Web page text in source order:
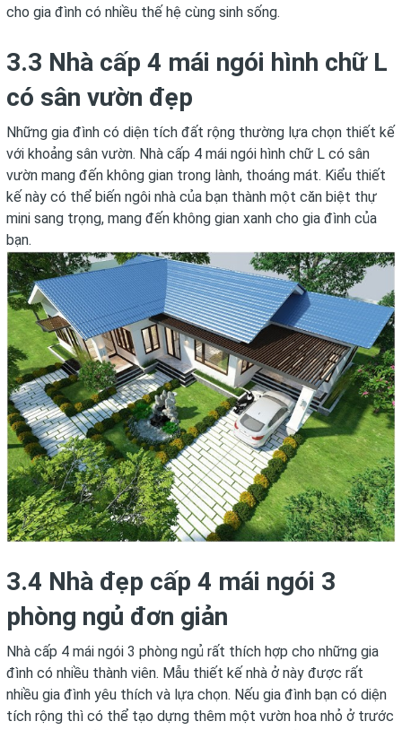
cho gia đình có nhiều thế hệ cùng sinh sống.
3.3 Nhà cấp 4 mái ngói hình chữ L
có sân vườn đẹp
Những gia đình có diện tích đất rộng thường lựa chọn thiết kế
với khoảng sân vườn. Nhà cấp 4 mái ngói hình chữ L có sân
vườn mang đến không gian trong lành, thoáng mát. Kiểu thiết
kế này có thể biến ngôi nhà của bạn thành một căn biệt thự
mini sang trọng, mang đến không gian xanh cho gia đình của
bạn.
3.4 Nhà đẹp cấp 4 mái ngói 3
phòng ngủ đơn giản
Nhà cấp 4 mái ngói 3 phòng ngủ rất thích hợp cho những gia
đình có nhiều thành viên. Mẫu thiết kế nhà ở này được rất
nhiều gia đình yêu thích và lựa chọn. Nếu gia đình bạn có diện
tích rộng thì có thể tạo dựng thêm một vườn hoa nhỏ ở trước